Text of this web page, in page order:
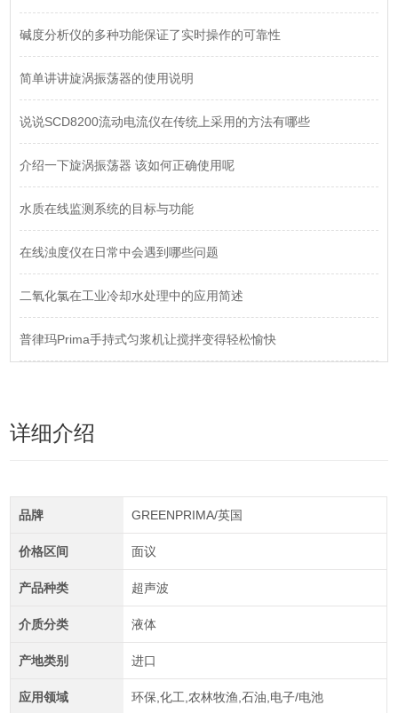
碱度分析仪的多种功能保证了实时操作的可靠性
简单讲讲旋涡振荡器的使用说明
说说SCD8200流动电流仪在传统上采用的方法有哪些
介绍一下旋涡振荡器 该如何正确使用呢
水质在线监测系统的目标与功能
在线浊度仪在日常中会遇到哪些问题
二氧化氯在工业冷却水处理中的应用简述
普律玛Prima手持式匀浆机让搅拌变得轻松愉快
详细介绍
品牌 GREENPRIMA/英国
价格区间 面议
产品种类 超声波
介质分类 液体
产地类别 进口
应用领域 环保,化工,农林牧渔,石油,电子/电池